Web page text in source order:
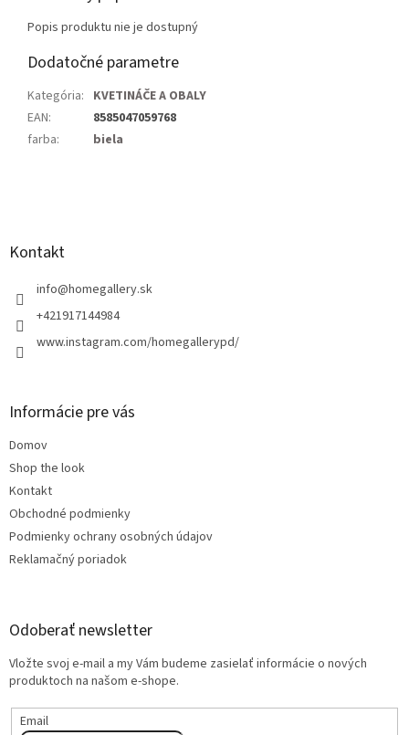
Popis produktu nie je dostupný
Dodatočné parametre
Kategória: KVETINÁČE A OBALY
EAN:
8585047059768
farba: biela
Kontakt
info@homegallery.sk
+421917144984
www.instagram.com/homegallerypd/
Informácie pre vás
Domov
Shop the look
Kontakt
Obchodné podmienky
Podmienky ochrany osobných údajov
Reklamačný poriadok
Odoberať newsletter
Vložte svoj e-mail a my Vám budeme zasielať informácie o nových
produktoch na našom e-shope.
Email